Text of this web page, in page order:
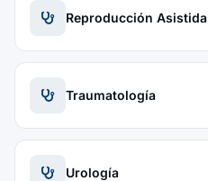
Reproducción Asistida
Traumatología
Urología